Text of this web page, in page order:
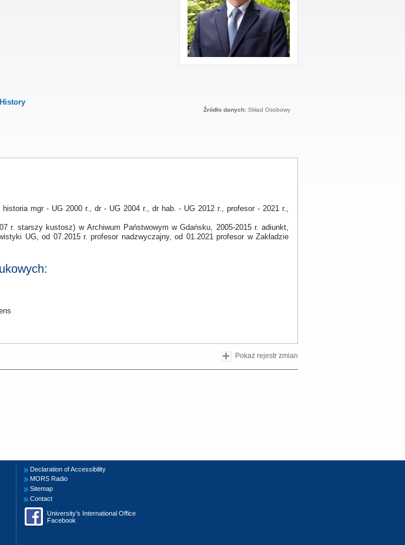
Źródło danych: Skład Osobowy
mgr - UG 2000 r., dr - UG 2004 r., dr hab. - UG 2012 r., profesor - 2021 r.,
r. starszy kustosz) w Archiwum Państwowym w Gdańsku, 2005-2015 r. adiunkt,
UG, od 07.2015 r. profesor nadzwyczajny, od 01.2021 profesor w Zakładzie
Pokaż rejestr zmian
Declaration of Accessibility
MORS Radio
Sitemap
Contact
University’s International Office
Facebook